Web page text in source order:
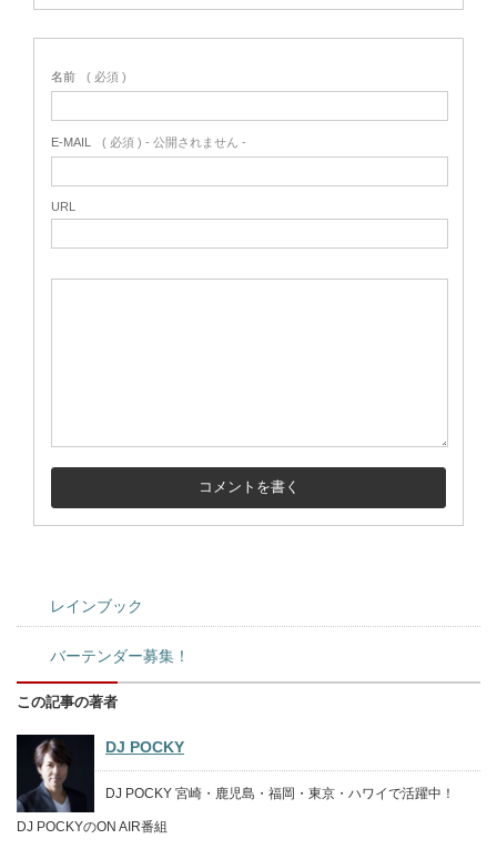
名前 ( 必須 )
E-MAIL ( 必須 ) - 公開されません -
URL
レインブック
バーテンダー募集！
この記事の著者
DJ POCKY
DJ POCKY 宮崎・鹿児島・福岡・東京・ハワイで活躍中！
DJ POCKYのON AIR番組